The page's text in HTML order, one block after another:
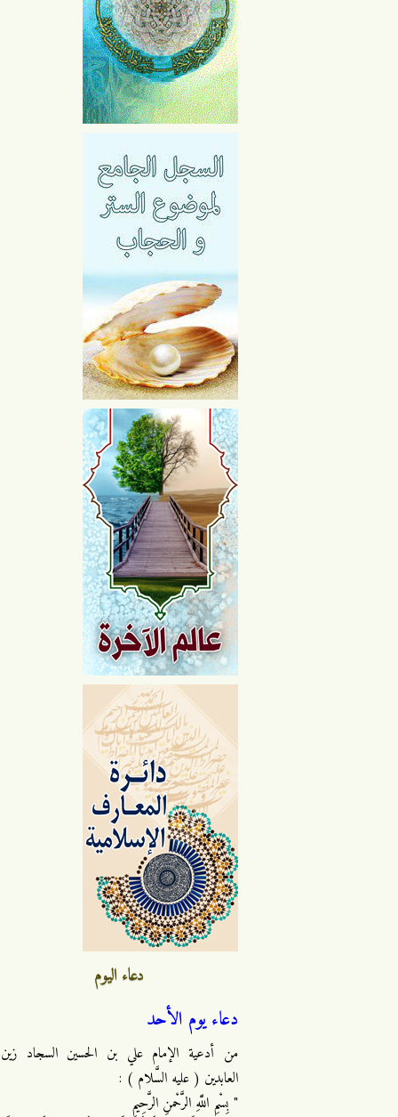
دعاء اليوم
دعاء يوم الأحد
من أدعية الإمام علي بن الحسين السجاد زين
العابدين ( عليه السَّلام ) :
" بِسْمِ اللَّهِ الرَّحْمنِ الرَّحِيمِ